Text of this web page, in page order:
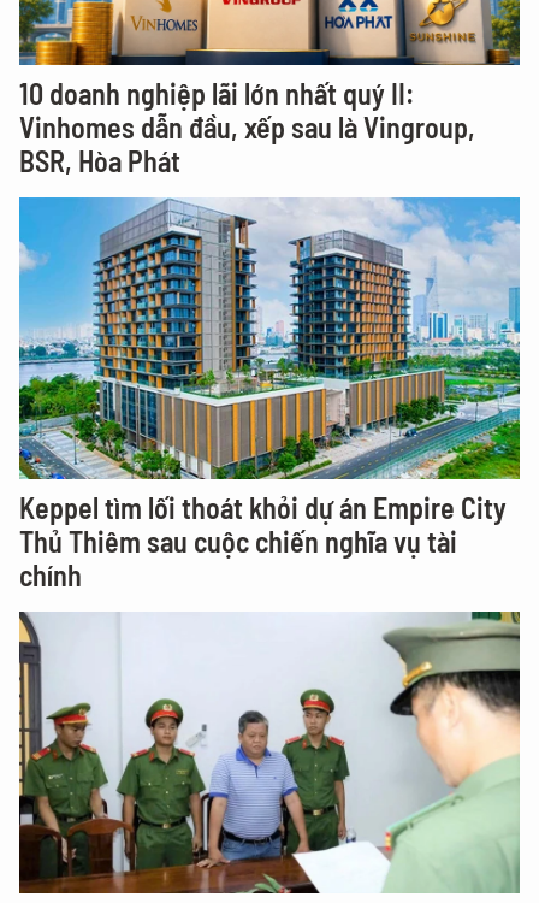
10 doanh nghiệp lãi lớn nhất quý II:
Vinhomes dẫn đầu, xếp sau là Vingroup,
BSR, Hòa Phát
Keppel tìm lối thoát khỏi dự án Empire City
Thủ Thiêm sau cuộc chiến nghĩa vụ tài
chính